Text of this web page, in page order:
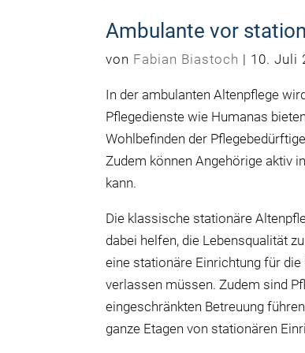
Ambulante vor
von Fabian Biastoch | 10. Juli
In der ambulanten Altenpflege
Pflegedienste wie Humanas
Wohlbefinden der
Zudem können Angehörige aktiv
kann.
Die klassische stationäre
dabei helfen, die Lebensqualität
eine stationäre Einrichtung für
verlassen müssen. Zudem sind
eingeschränkten Betreuung
ganze Etagen von stationären